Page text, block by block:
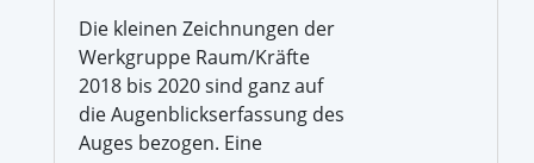
Die kleinen Zeichnungen der
Werkgruppe Raum/Kräfte
2018 bis 2020 sind ganz auf
die Augenblickserfassung des
Auges bezogen. Eine